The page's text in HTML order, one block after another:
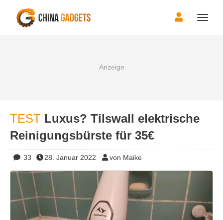
Toggle
TEST Luxus? Tilswall elektrische
Reinigungsbürste für 35€
33 28. Januar 2022 von Maike